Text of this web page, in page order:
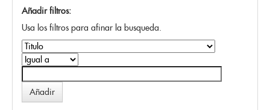
Añadir filtros:
Usa los filtros para afinar la busqueda.